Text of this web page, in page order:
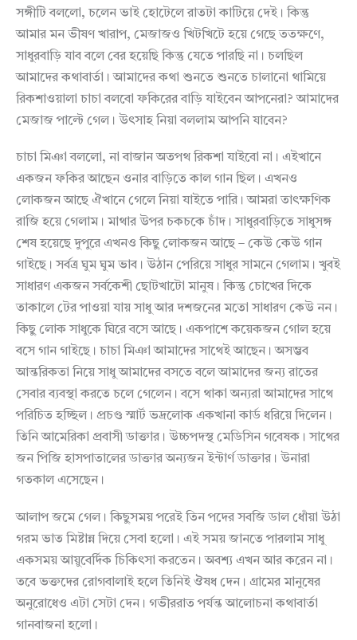
সঙ্গীটি বললো, চলেন ভাই হোটেলে রাতটা কাটিয়ে দেই। কিন্তু
আমার মন ভীষণ খারাপ, মেজাজও খিটখিটে হয়ে গেছে ততক্ষণে,
সাধুরবাড়ি যাব বলে বের হয়েছি কিন্তু যেতে পারছি না। চলছিল
আমাদের কথাবার্তা। আমাদের কথা শুনতে শুনতে চালানো থামিয়ে
রিকশাওয়ালা চাচা বলবো ফকিরের বাড়ি যাইবেন আপনেরা? আমাদের
মেজাজ পাল্টে গেল। উৎসাহ নিয়া বললাম আপনি যাবেন?
চাচা মিঞা বললো, না বাজান অতপথ রিকশা যাইবো না। এইখানে
একজন ফকির আছেন ওনার বাড়িতে কাল গান ছিল। এখনও
লোকজন আছে ঐখানে গেলে নিয়া যাইতে পারি। আমরা তাৎক্ষণিক
রাজি হয়ে গেলাম। মাথার উপর চকচকে চাঁদ। সাধুরবাড়িতে সাধুসঙ্গ
শেষ হয়েছে দুপুরে এখনও কিছু লোকজন আছে – কেউ কেউ গান
গাইছে। সর্বত্র ঘুম ঘুম ভাব। উঠান পেরিয়ে সাধুর সামনে গেলাম। খুবই
সাধারণ একজন সর্বকেশী ছোটখাটো মানুষ। কিন্তু চোখের দিকে
তাকালে টের পাওয়া যায় সাধু আর দশজনের মতো সাধারণ কেউ নন।
কিছু লোক সাধুকে ঘিরে বসে আছে। একপাশে কয়েকজন গোল হয়ে
বসে গান গাইছে। চাচা মিঞা আমাদের সাথেই আছেন। অসম্ভব
আন্তরিকতা নিয়ে সাধু আমাদের বসতে বলে আমাদের জন্য রাতের
সেবার ব্যবস্থা করতে চলে গেলেন। বসে থাকা অন্যরা আমাদের সাথে
পরিচিত হচ্ছিল। প্রচণ্ড স্মার্ট ভদ্রলোক একখানা কার্ড ধরিয়ে দিলেন।
তিনি আমেরিকা প্রবাসী ডাক্তার। উচ্চপদস্থ মেডিসিন গবেষক। সাথের
জন পিজি হাসপাতালের ডাক্তার অন্যজন ইন্টার্ণ ডাক্তার। উনারা
গতকাল এসেছেন।
আলাপ জমে গেল। কিছুসময় পরেই তিন পদের সবজি ডাল ধোঁয়া উঠা
গরম ভাত মিষ্টান্ন দিয়ে সেবা হলো। এই সময় জানতে পারলাম সাধু
একসময় আয়ুবের্দিক চিকিৎসা করতেন। অবশ্য এখন আর করেন না।
তবে ভক্তদের রোগবালাই হলে তিনিই ঔষধ দেন। গ্রামের মানুষের
অনুরোধেও এটা সেটা দেন। গভীররাত পর্যন্ত আলোচনা কথাবার্তা
গানবাজনা হলো।